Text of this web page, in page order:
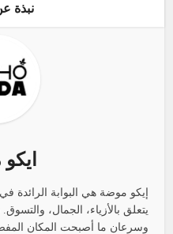
نبذة
إيكو موضة هي البوابة الرائدة
وسرعان ما أصبحت المكان